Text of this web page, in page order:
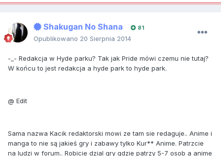
Shakugan No Shana 81
Opublikowano 20 Sierpnia 2014
-_- Redakcja w Hyde parku? Tak jak Pride mówi czemu nie tutaj?
W końcu to jest redakcja a hyde park to hyde park.
@ Edit
Sama nazwa Kacik redaktorski mowi ze tam sie redaguje.. Anime i
manga to nie są jakieś gry i zabawy tylko Kur** Anime. Patrzcie
na ludzi w forum.. Robicie dzial gry gdzie patrzy 5-7 osob a anime